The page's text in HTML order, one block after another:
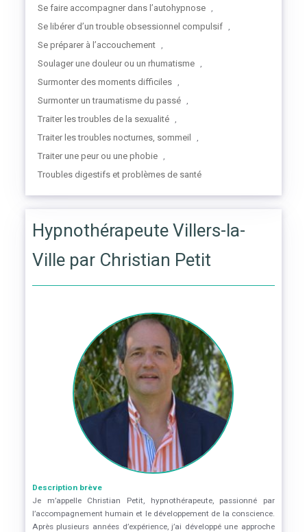
Se faire accompagner dans l’autohypnose ,
Se libérer d’un trouble obsessionnel compulsif ,
Se préparer à l’accouchement ,
Soulager une douleur ou un rhumatisme ,
Surmonter des moments difficiles ,
Surmonter un traumatisme du passé ,
Traiter les troubles de la sexualité ,
Traiter les troubles nocturnes, sommeil ,
Traiter une peur ou une phobie ,
Troubles digestifs et problèmes de santé
Hypnothérapeute Villers-la-
Ville par Christian Petit
Description brève
Je m’appelle Christian Petit, hypnothérapeute, passionné par
l’accompagnement humain et le développement de la conscience.
Après plusieurs années d’expérience, j’ai développé une approche